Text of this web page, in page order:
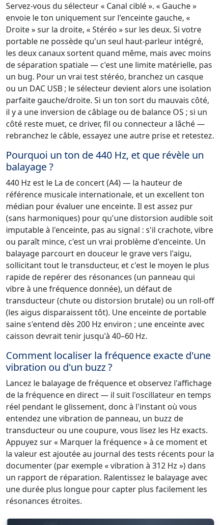
Servez-vous du sélecteur « Canal ciblé ». « Gauche »
envoie le ton uniquement sur l'enceinte gauche, «
Droite » sur la droite, « Stéréo » sur les deux. Si votre
portable ne possède qu'un seul haut-parleur intégré,
les deux canaux sortent quand même, mais avec moins
de séparation spatiale — c'est une limite matérielle, pas
un bug. Pour un vrai test stéréo, branchez un casque
ou un DAC USB ; le sélecteur devient alors une isolation
parfaite gauche/droite. Si un ton sort du mauvais côté,
il y a une inversion de câblage ou de balance OS ; si un
côté reste muet, ce driver, fil ou connecteur a lâché —
rebranchez le câble, essayez une autre prise et retestez.
Pourquoi un ton de 440 Hz, et que révèle un
balayage ?
440 Hz est le La de concert (A4) — la hauteur de
référence musicale internationale, et un excellent ton
médian pour évaluer une enceinte. Il est assez pur
(sans harmoniques) pour qu'une distorsion audible soit
imputable à l'enceinte, pas au signal : s'il crachote, vibre
ou paraît mince, c'est un vrai problème d'enceinte. Un
balayage parcourt en douceur le grave vers l'aigu,
sollicitant tout le transducteur, et c'est le moyen le plus
rapide de repérer des résonances (un panneau qui
vibre à une fréquence donnée), un défaut de
transducteur (chute ou distorsion brutale) ou un roll-off
(les aigus disparaissent tôt). Une enceinte de portable
saine s'entend dès 200 Hz environ ; une enceinte avec
caisson devrait tenir jusqu'à 40–60 Hz.
Comment localiser la fréquence exacte d'une
vibration ou d'un buzz ?
Lancez le balayage de fréquence et observez l'affichage
de la fréquence en direct — il suit l'oscillateur en temps
réel pendant le glissement, donc à l'instant où vous
entendez une vibration de panneau, un buzz de
transducteur ou une coupure, vous lisez les Hz exacts.
Appuyez sur « Marquer la fréquence » à ce moment et
la valeur est ajoutée au journal des tests récents pour la
documenter (par exemple « vibration à 312 Hz ») dans
un rapport de réparation. Ralentissez le balayage avec
une durée plus longue pour capter plus facilement les
résonances étroites.